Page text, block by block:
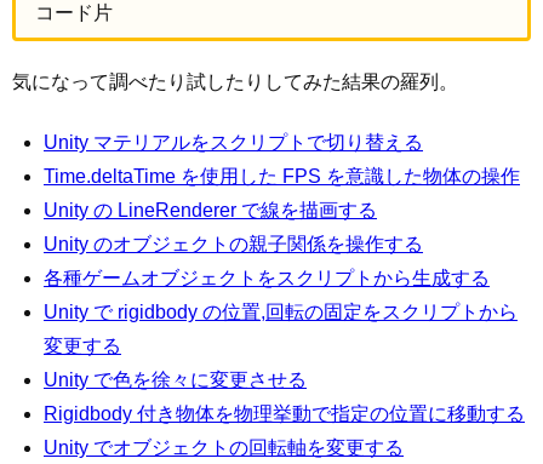
コード片
気になって調べたり試したりしてみた結果の羅列。
Unity マテリアルをスクリプトで切り替える
Time.deltaTime を使用した FPS を意識した物体の操作
Unity の LineRenderer で線を描画する
Unity のオブジェクトの親子関係を操作する
各種ゲームオブジェクトをスクリプトから生成する
Unity で rigidbody の位置,回転の固定をスクリプトから
変更する
Unity で色を徐々に変更させる
Rigidbody 付き物体を物理挙動で指定の位置に移動する
Unity でオブジェクトの回転軸を変更する